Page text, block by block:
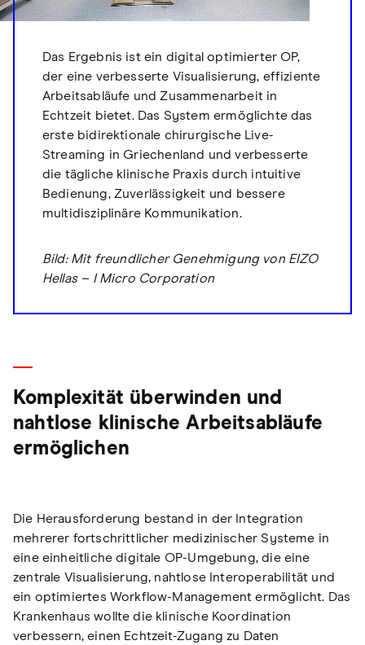
Das Ergebnis ist ein digital optimierter OP,
der eine verbesserte Visualisierung, effiziente
Arbeitsabläufe und Zusammenarbeit in
Echtzeit bietet. Das System ermöglichte das
erste bidirektionale chirurgische Live-
Streaming in Griechenland und verbesserte
die tägliche klinische Praxis durch intuitive
Bedienung, Zuverlässigkeit und bessere
multidisziplinäre Kommunikation.
Bild: Mit freundlicher Genehmigung von EIZO
Hellas – I Micro Corporation
Komplexität überwinden und
nahtlose klinische Arbeitsabläufe
ermöglichen
Die Herausforderung bestand in der Integration
mehrerer fortschrittlicher medizinischer Systeme in
eine einheitliche digitale OP-Umgebung, die eine
zentrale Visualisierung, nahtlose Interoperabilität und
ein optimiertes Workflow-Management ermöglicht. Das
Krankenhaus wollte die klinische Koordination
verbessern, einen Echtzeit-Zugang zu Daten